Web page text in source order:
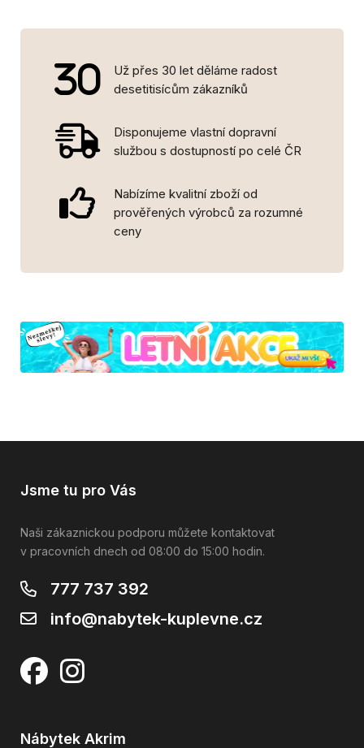
Už přes 30 let děláme radost
desetitisícům zákazníků
Disponujeme vlastní dopravní
službou s dostupností po celé ČR
Nabízíme kvalitní zboží od
prověřených výrobců za rozumné
ceny
Jsme tu pro Vás
Naši zákaznickou podporu můžete kontaktovat
v pracovních dnech od 08:00 do 15:00 hodin.
777 737 392
info@nabytek-kuplevne.cz
Nábytek Akrim